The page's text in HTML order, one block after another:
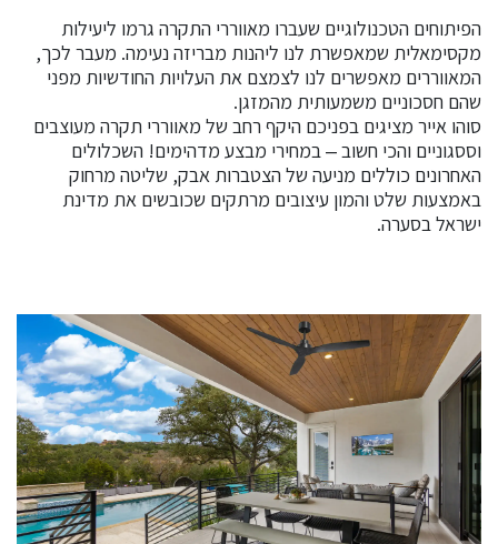
הפיתוחים הטכנולוגיים שעברו מאווררי התקרה גרמו ליעילות
מקסימאלית שמאפשרת לנו ליהנות מבריזה נעימה. מעבר לכך,
המאווררים מאפשרים לנו לצמצם את העלויות החודשיות מפני
שהם חסכוניים משמעותית מהמזגן.
סוהו אייר מציגים בפניכם היקף רחב של מאווררי תקרה מעוצבים
וססגוניים והכי חשוב – במחירי מבצע מדהימים! השכלולים
האחרונים כוללים מניעה של הצטברות אבק, שליטה מרחוק
באמצעות שלט והמון עיצובים מרתקים שכובשים את מדינת
ישראל בסערה.